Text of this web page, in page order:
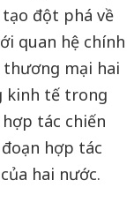
đột phá về
quan hệ chính
thương mại hai
kinh tế trong
tác chiến
hợp tác
hai nước.